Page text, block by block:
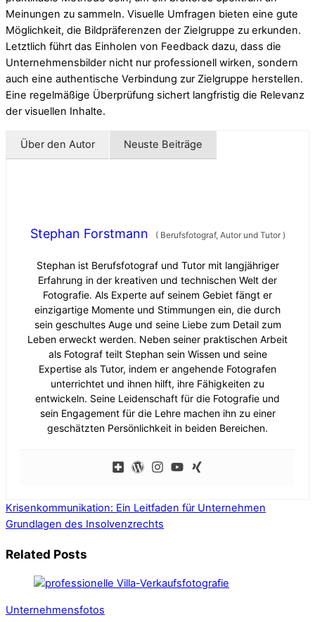
Meinungen zu sammeln. Visuelle Umfragen bieten eine gute
Möglichkeit, die Bildpräferenzen der Zielgruppe zu erkunden.
Letztlich führt das Einholen von Feedback dazu, dass die
Unternehmensbilder nicht nur professionell wirken, sondern
auch eine authentische Verbindung zur Zielgruppe herstellen.
Eine regelmäßige Überprüfung sichert langfristig die Relevanz
der visuellen Inhalte.
Über den Autor Neuste Beiträge
Stephan Forstmann (Berufsfotograf, Autor und Tutor )
Stephan ist Berufsfotograf und Tutor mit langjähriger
Erfahrung in der kreativen und technischen Welt der
Fotografie. Als Experte auf seinem Gebiet fängt er
einzigartige Momente und Stimmungen ein, die durch
sein geschultes Auge und seine Liebe zum Detail zum
Leben erweckt werden. Neben seiner praktischen Arbeit
als Fotograf teilt Stephan sein Wissen und seine
Expertise als Tutor, indem er angehende Fotografen
unterrichtet und ihnen hilft, ihre Fähigkeiten zu
entwickeln. Seine Leidenschaft für die Fotografie und
sein Engagement für die Lehre machen ihn zu einer
geschätzten Persönlichkeit in beiden Bereichen.
Krisenkommunikation: Ein Leitfaden für Unternehmen
Grundlagen des Insolvenzrechts
Related Posts
Unternehmensfotos